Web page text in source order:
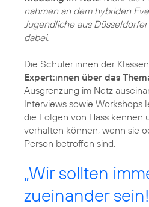
nahmen an dem hybriden
Jugendliche aus
dabei.
Die Schüler:innen der
Expert:innen über das
Ausgrenzung im Netz
Interviews sowie Workshops
die Folgen von Hass kennen
verhalten können, wenn sie
Person betroffen sind.
„Wir sollten
zueinander